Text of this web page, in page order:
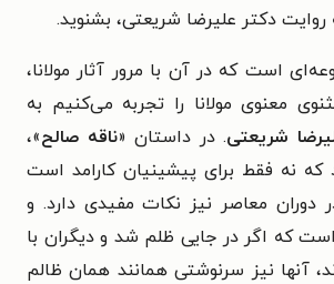
روایت دکتر علیرضا شریعتی، بشنوید.
است که در آن با مرور آثار مولانا،
معنوی مولانا را تجربه می‌کنیم به
شریعتی. در داستان «ناقه صالح»،
که نه فقط برای پیشینیان کارامد است
دوران معاصر نیز نکات مفیدی دارد. و
که اگر در جایی ظلم شد و دیگران با
آنها نیز سرنوشتی همانند همان ظالم